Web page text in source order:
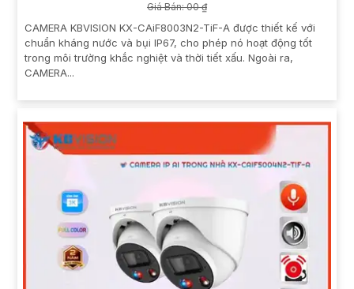
Giá Bán: 00 ₫
CAMERA KBVISION KX-CAiF8003N2-TiF-A được thiết kế với
chuẩn kháng nước và bụi IP67, cho phép nó hoạt động tốt
trong môi trường khắc nghiệt và thời tiết xấu. Ngoài ra,
CAMERA...